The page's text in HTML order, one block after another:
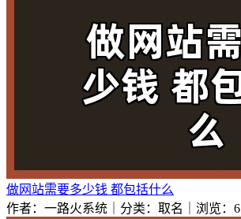
做网站需要多少钱 都包括什么
作者：一路火系统｜分类：取名｜浏览：6